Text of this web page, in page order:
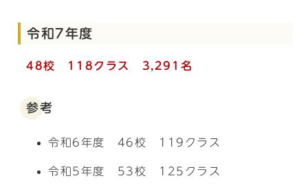
令和7年度
48校 118クラス 3,291名
参考
令和6年度 46校 119クラス
令和5年度 53校 125クラス